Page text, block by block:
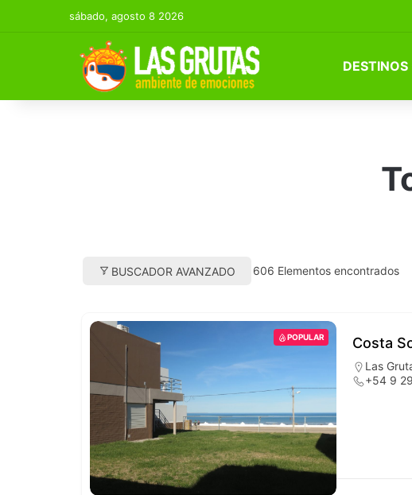
sábado, agosto 8 2026
DESTINOS
BUSCADOR AVANZADO 606 Elementos encontrados
POPULAR Costa
Las
+54 9